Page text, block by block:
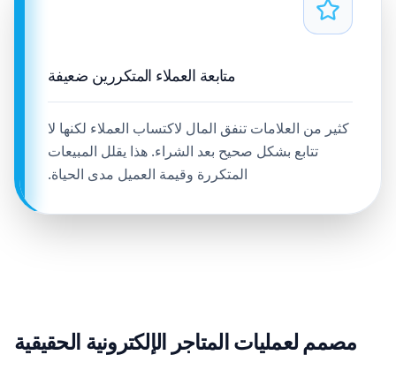
متابعة العملاء المتكررين ضعيفة
كثير من العلامات تنفق المال لاكتساب العملاء لكنها لا
تتابع بشكل صحيح بعد الشراء. هذا يقلل المبيعات
المتكررة وقيمة العميل مدى الحياة.
مصمم لعمليات المتاجر الإلكترونية الحقيقية